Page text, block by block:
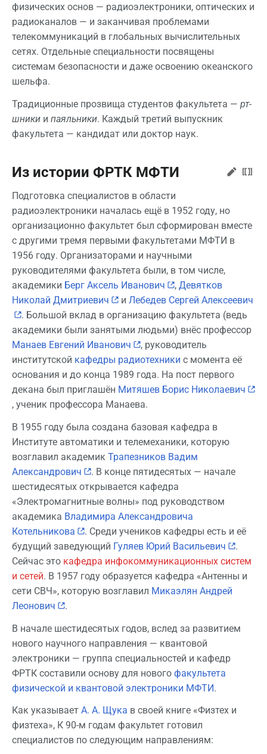
физических основ — радиоэлектроники, оптических и
радиоканалов — и заканчивая проблемами
телекоммуникаций в глобальных вычислительных
сетях. Отдельные специальности посвящены
системам безопасности и даже освоению океанского
шельфа.
Традиционные прозвища студентов факультета — рт-
шники и паяльники. Каждый третий выпускник
факультета — кандидат или доктор наук.
Из истории ФРТК МФТИ
Подготовка специалистов в области
радиоэлектроники началась ещё в 1952 году, но
организационно факультет был сформирован вместе
с другими тремя первыми факультетами МФТИ в
1956 году. Организаторами и научными
руководителями факультета были, в том числе,
академики Берг Аксель Иванович , Девятков
Николай Дмитриевич
и Лебедев Сергей Алексеевич
. Большой вклад в организацию факультета (ведь
академики были занятыми людьми) внёс профессор
Манаев Евгений Иванович
, руководитель
институтской кафедры радиотехники с момента её
основания и до конца 1989 года. На пост первого
декана был приглашён Митяшев Борис Николаевич
, ученик профессора Манаева.
В 1955 году была создана базовая кафедра в
Институте автоматики и телемеханики, которую
возглавил академик Трапезников Вадим
Александрович
. В конце пятидесятых — начале
шестидесятых открывается кафедра
«Электромагнитные волны» под руководством
академика Владимира Александровича
Котельникова
. Среди учеников кафедры есть и её
будущий заведующий Гуляев Юрий Васильевич
.
Сейчас это кафедра инфокоммуникационных систем
и сетей. В 1957 году образуется кафедра «Антенны и
сети СВЧ», которую возглавил Микаэлян Андрей
Леонович
.
В начале шестидесятых годов, вслед за развитием
нового научного направления — квантовой
электроники — группа специальностей и кафедр
ФРТК составили основу для нового факультета
физической и квантовой электроники МФТИ.
Как указывает А. А. Щука в своей книге «Физтех и
физтеха», К 90-м годам факультет готовил
специалистов по следующим направлениям: